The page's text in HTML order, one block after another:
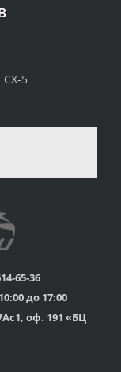
качества
о Mazda CX-
доставка
5
65-36
до 17:00
оф. 191 «БЦ